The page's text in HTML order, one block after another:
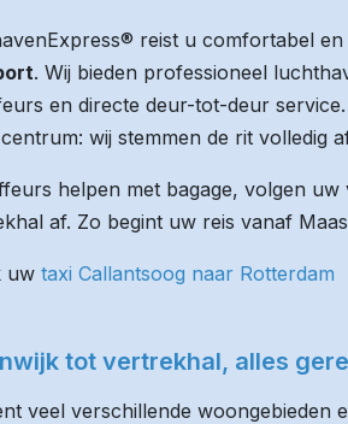
reist u comfortabel en
. Wij bieden professioneel
en directe deur-tot-deur
wij stemmen de rit volledig
helpen met bagage, volgen
af. Zo begint uw reis vanaf
uw taxi Callantsoog naar Rotterdam
tot vertrekhal, alles
veel verschillende woongebieden